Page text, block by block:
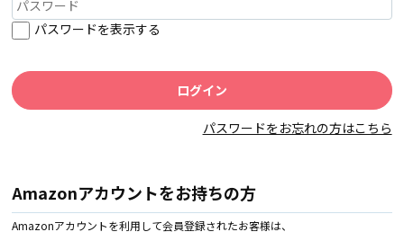
パスワードを表示する
パスワードをお忘れの方はこちら
Amazonアカウントをお持ちの方
Amazonアカウントを利用して会員登録されたお客様は、